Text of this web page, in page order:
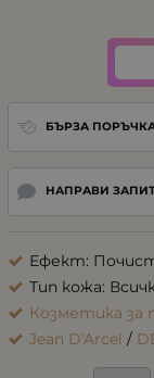
БЪРЗА
НАПРАВИ
Ефект:
Тип кожа:
Козметика за
Jean D'Arcel /